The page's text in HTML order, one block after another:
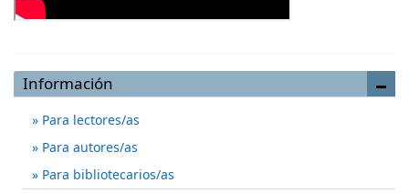
Información
Para lectores/as
Para autores/as
Para bibliotecarios/as